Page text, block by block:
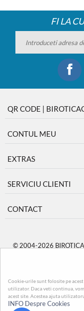
Cookie-urile sunt folosite pe
utilizator. Daca veti continua,
acest site. Acestea ajuta
INFO Despre Cookies
FI LA
QR CODE |
CONTUL MEU
EXTRAS
SERVICIU CLIENTI
CONTACT
© 2004-2026